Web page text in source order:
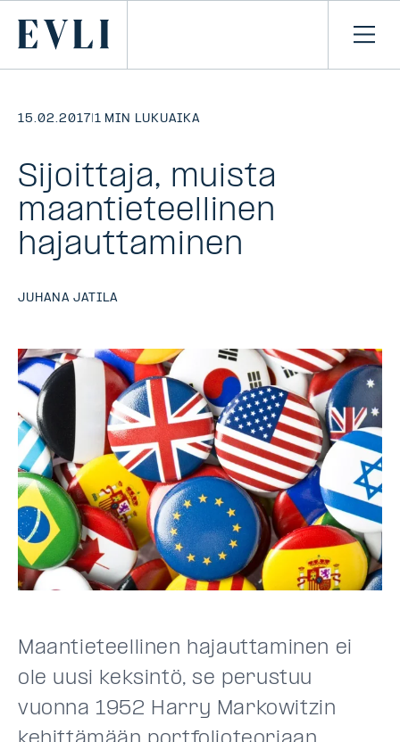
Primary
Avaa
15.02.2017|1 MIN LUKUAIKA
Sijoittaja, muista
maantieteellinen
hajauttaminen
JUHANA JATILA
Maantieteellinen hajauttaminen ei
ole uusi keksintö, se perustuu
vuonna 1952 Harry Markowitzin